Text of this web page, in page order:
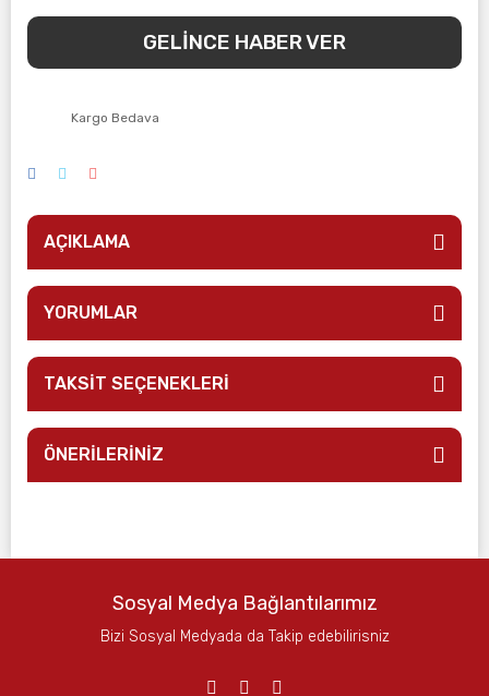
GELİNCE HABER VER
Kargo Bedava
AÇIKLAMA
YORUMLAR
TAKSİT SEÇENEKLERİ
ÖNERİLERİNİZ
Sosyal Medya Bağlantılarımız
Bizi Sosyal Medyada da Takip edebilirisniz